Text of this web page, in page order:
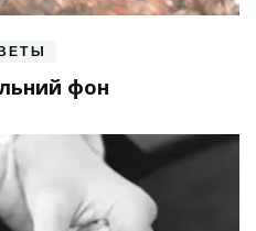
фон